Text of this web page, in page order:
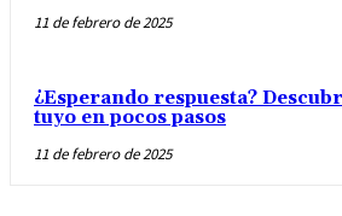
11 de febrero de 2025
¿Esperando respuesta?
tuyo en pocos pasos
11 de febrero de 2025